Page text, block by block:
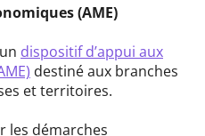
(AME)
dispositif d’appui aux
destiné aux branches
et territoires.
les démarches